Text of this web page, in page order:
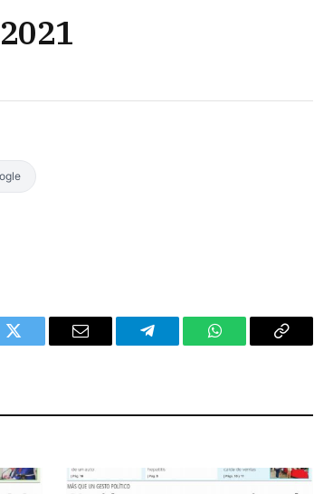
Twitter Email Telegram WhatsAppCopy